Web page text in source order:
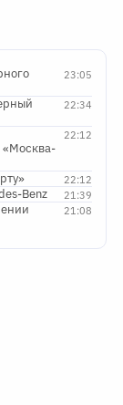
23:05
22:34
22:12
«Москва-
22:12
21:39
Benz
21:08